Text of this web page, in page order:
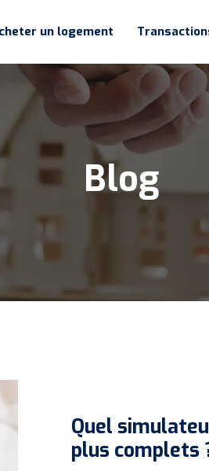
un logement
Blog
Quel
plus complets